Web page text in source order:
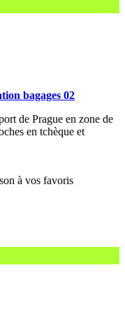
bagages 02
de Prague en zone de
en tchèque et